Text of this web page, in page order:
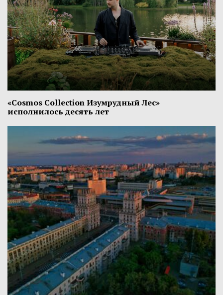
«Cosmos Collection Изумрудный Лес»
исполнилось десять лет